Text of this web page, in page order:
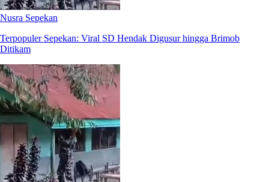
Nusra Sepekan
Terpopuler Sepekan: Viral SD Hendak Digusur hingga Brimob
Ditikam